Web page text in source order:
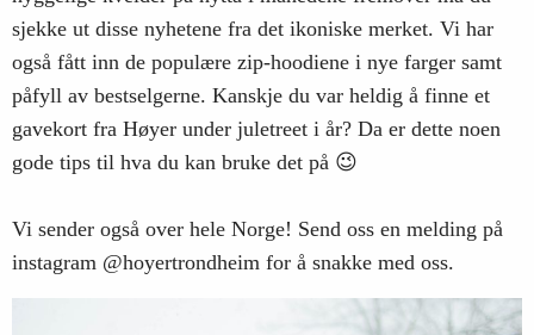
sjekke ut disse nyhetene fra det ikoniske merket. Vi har
også fått inn de populære zip-hoodiene i nye farger samt
påfyll av bestselgerne. Kanskje du var heldig å finne et
gavekort fra Høyer under juletreet i år? Da er dette noen
gode tips til hva du kan bruke det på 😉
Vi sender også over hele Norge! Send oss en melding på
instagram @hoyertrondheim for å snakke med oss.